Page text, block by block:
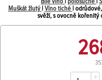
Bílé víno polosuché
Muškát žlutý Víno tiché
|
svěží, s ovocně kořenitý
+